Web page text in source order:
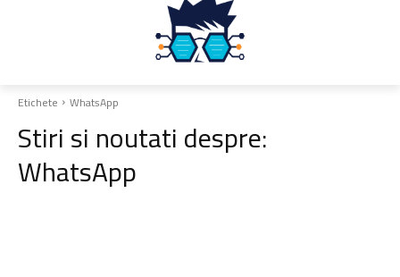
Etichete WhatsApp
Stiri si noutati despre:
WhatsApp